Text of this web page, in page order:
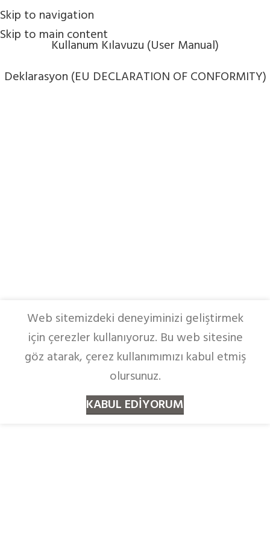
Skip to navigation
Skip to main content
Kullanum Kılavuzu (User Manual)
Deklarasyon (EU DECLARATION OF CONFORMITY)
Web sitemizdeki deneyiminizi geliştirmek
için çerezler kullanıyoruz. Bu web sitesine
göz atarak, çerez kullanımımızı kabul etmiş
olursunuz.
KABUL EDIYORUM